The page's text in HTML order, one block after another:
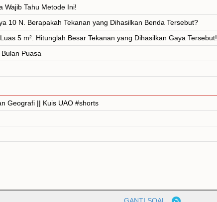
Wajib Tahu Metode Ini!
10 N. Berapakah Tekanan yang Dihasilkan Benda Tersebut?
5 m². Hitunglah Besar Tekanan yang Dihasilkan Gaya Tersebut!
Puasa
Geografi || Kuis UAO #shorts
GANTI SOAL